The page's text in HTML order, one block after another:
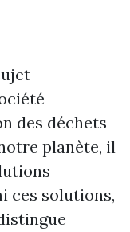
des déchets
planète, il
ces solutions,